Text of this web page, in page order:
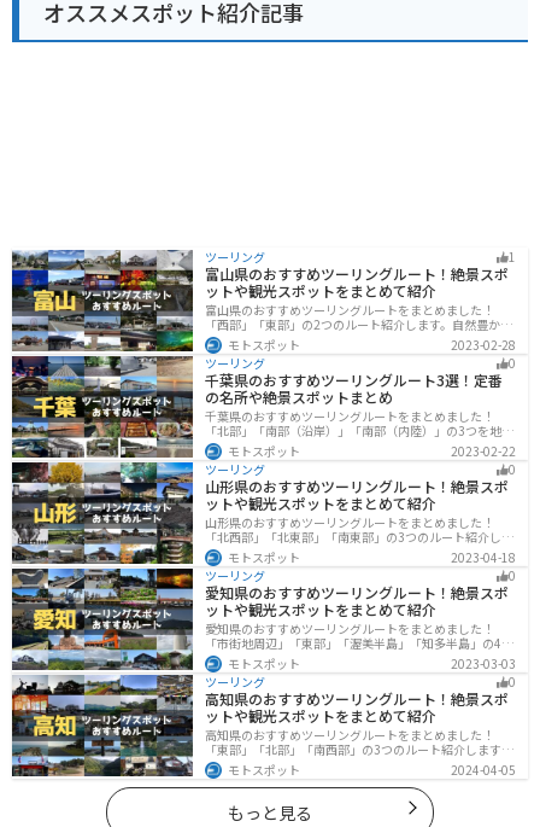
報】 住所：沖縄県島尻郡大宜味村字根路銘1620 電話番
号：0980-44-3242 営業時間：9:00～18:00 駐車場：普
通車50台、大型車5台 【おすすめポイント】 * 新鮮な地
オススメスポット紹介記事
ツーリング 1
富山県のおすすめツーリングルート！絶景スポ
ットや観光スポットをまとめて紹介
富山県のおすすめツーリングルートをまとめました！
「西部」「東部」の2つのルート紹介します。自然豊かな
山と海、温泉が充実しており、美術館などもあるので、
自然を満喫するツーリングができます。バイクで富山県
にツーリングに行く際は参考にしてください。
モトスポット
2023-02-28
ツーリング
0
千葉県のおすすめツーリングルート3選！定番
の名所や絶景スポットまとめ
千葉県のおすすめツーリングルートをまとめました！
「北部」「南部（沿岸）」「南部（内陸）」の3つを地域
別で紹介します！千葉は首都圏からのアクセスも良く、
海と山どちらも堪能できるのでツーリングには最適な場
所です。
モトスポット
2023-02-22
ツーリング
0
山形県のおすすめツーリングルート！絶景スポ
ットや観光スポットをまとめて紹介
山形県のおすすめツーリングルートをまとめました！
「北西部」「北東部」「南東部」の3つのルート紹介しま
す。豊かな自然と歴史的な観光スポット、山と海どちら
も堪能できるスポットが多数あります。バイクで山形県
にツーリングに行く際は参考にしてください。
モトスポット
2023-04-18
ツーリング
0
愛知県のおすすめツーリングルート！絶景スポ
ットや観光スポットをまとめて紹介
愛知県のおすすめツーリングルートをまとめました！
「市街地周辺」「東部」「渥美半島」「知多半島」の4つ
のルート紹介します。名古屋周辺の栄えたスポットから
山、海、美術館なども多数あり、自然・歴史・文化を満
喫するツーリングができます。バイクで愛知県にツーリ
ングに行く際は参考にしてください。
モトスポット
2023-03-03
ツーリング
0
高知県のおすすめツーリングルート！絶景スポ
ットや観光スポットをまとめて紹介
高知県のおすすめツーリングルートをまとめました！
「東部」「北部」「南西部」の3つのルート紹介します。
山と海どちらも楽しめるスポットが多数あり、様々な楽
しみ方ができます。バイクで高知県にツーリングに行く
際は参考にしてください。
モトスポット 2024-04-05
もっと見る